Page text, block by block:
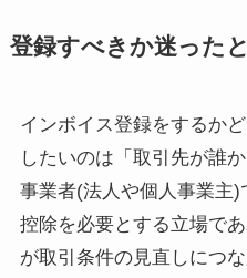
登録すべきか迷った
インボイス登録をするか
したいのは「取引先が誰
事業者(法人や個人事業主
控除を必要とする立場で
が取引条件の見直しにつ